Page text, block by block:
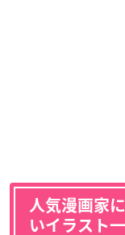
人気漫画家
いイラスト